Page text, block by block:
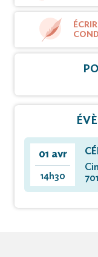
01 avr
14h30